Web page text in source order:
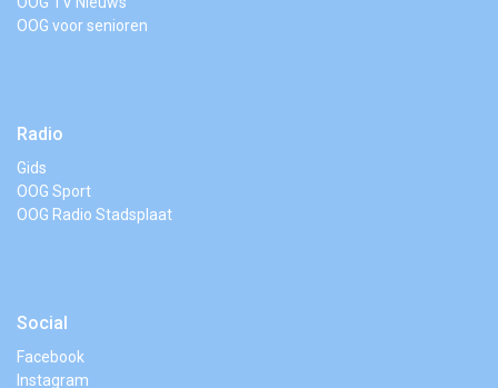
OOG voor senioren
Radio
Gids
OOG Sport
OOG Radio Stadsplaat
Social
Facebook
Instagram